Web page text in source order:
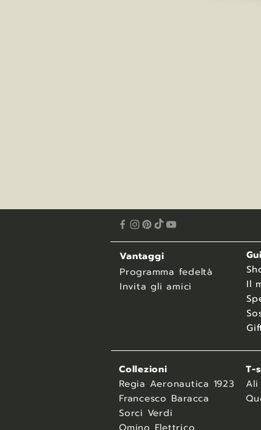
Vantaggi
Programma fedeltà
Invita gli amici
Il
Collezioni
Regia Aeronautica 1923
Francesco Baracca
Sorci Verdi
T-
Ali